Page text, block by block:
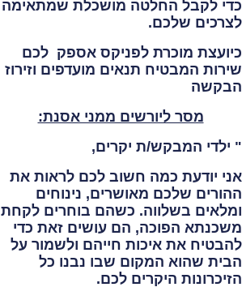
כדי לקבל החלטה מושכלת שמתאימה
לצרכים שלכם.
כיועצת מוכרת לפניקס אספק לכם
שירות המבטיח תנאים מועדפים וזירוז
הבקשה
מסר ליורשים ממני אסנת:
" ילדי המבקש/ת יקרים,
אני יודעת כמה חשוב לכם לראות את
ההורים שלכם מאושרים, נינוחים
ומלאים בשלווה. כשהם בוחרים לקחת
משכנתא הפוכה, הם עושים זאת כדי
להבטיח את איכות חייהם ולשמור על
הבית שהוא המקום שבו נבנו כל
הזיכרונות היקרים לכם.